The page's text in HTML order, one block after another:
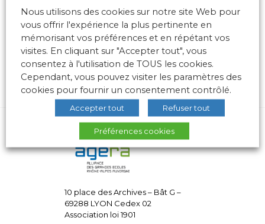
10 place des Archives – Bât G –
69288 LYON Cedex 02
Association loi 1901
Nous utilisons des cookies sur notre site Web pour
vous offrir l'expérience la plus pertinente en
mémorisant vos préférences et en répétant vos
visites. En cliquant sur "Accepter tout", vous
consentez à l'utilisation de TOUS les cookies.
Cependant, vous pouvez visiter les paramètres des
cookies pour fournir un consentement contrôlé.
Accepter tout Refuser tout
Préférences cookies